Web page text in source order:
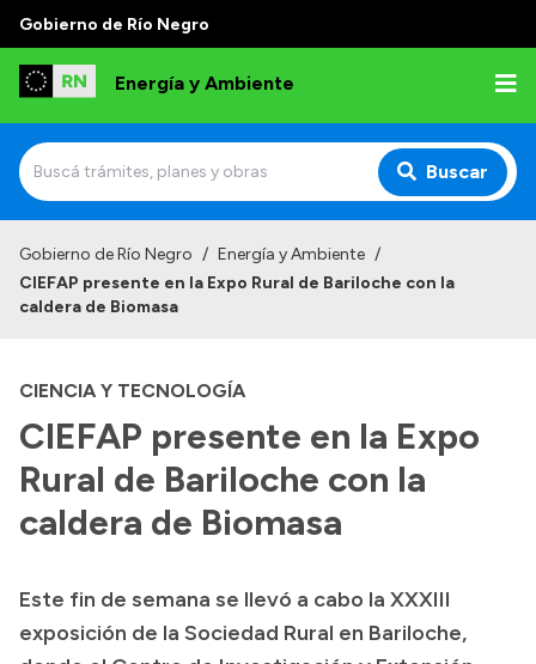
Gobierno de Río Negro
Energía y Ambiente
Buscar
Institucional
Autoridades
Normativa
Reportes
Presupuesto
Gobierno de Río Negro / Energía y Ambiente /
CIEFAP presente en la Expo Rural de Bariloche con la
caldera de Biomasa
CIENCIA Y TECNOLOGÍA
CIEFAP presente en la Expo
Rural de Bariloche con la
caldera de Biomasa
Este fin de semana se llevó a cabo la XXXIII
exposición de la Sociedad Rural en Bariloche,